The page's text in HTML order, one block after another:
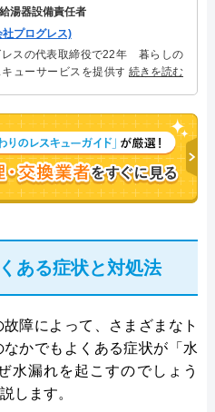
湯器設備責任者
プログレス)
レスの代表取締役で22年 暮らしの
ューサービスを提供する株式会社
に信頼される「給湯器」のスペシ
続きを読む
ある症状と対処法
障によって、さまざまなト
かでもよくある症状が「水
水漏れを起こすのでしょう
します。